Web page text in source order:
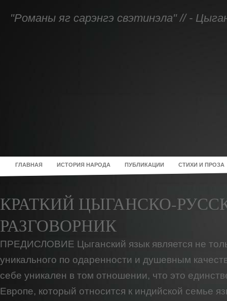
"Романы яг сарэнгэ свэтинэла" // -
ГЛАВНАЯ ИСТОРИЯ НАРОДА ПУБЛИКАЦИИ СТИХИ И ПРОЗА
КРАТКИЙ ЦЫГАНСКО-
РАЗГОВОРНИК
ПРЕДИСЛОВИЕ Цыганский язык является не
уникального по одаренности и душевным
себе уникален в том отношении, что это
Европе, который относится к индийской семье